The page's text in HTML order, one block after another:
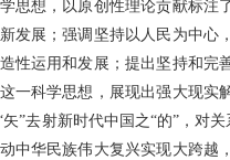
思想，以原创性理论贡献标
发展；强调坚持以人民为中
性运用和发展；提出坚持和
一科学思想，展现出强大现
”去射新时代中国之“的”，对
中华民族伟大复兴实现大跨